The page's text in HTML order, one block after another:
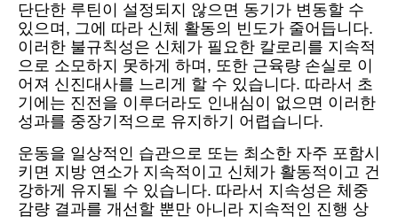
단단한 루틴이 설정되지 않으면 동기가 변동할 수
있으며, 그에 따라 신체 활동의 빈도가 줄어듭니다.
이러한 불규칙성은 신체가 필요한 칼로리를 지속적
으로 소모하지 못하게 하며, 또한 근육량 손실로 이
어져 신진대사를 느리게 할 수 있습니다. 따라서 초
기에는 진전을 이루더라도 인내심이 없으면 이러한
성과를 중장기적으로 유지하기 어렵습니다.
운동을 일상적인 습관으로 또는 최소한 자주 포함시
키면 지방 연소가 지속적이고 신체가 활동적이고 건
강하게 유지될 수 있습니다. 따라서 지속성은 체중
감량 결과를 개선할 뿐만 아니라 지속적인 진행 상